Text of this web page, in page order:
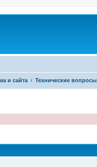
и сайта Технические вопросы